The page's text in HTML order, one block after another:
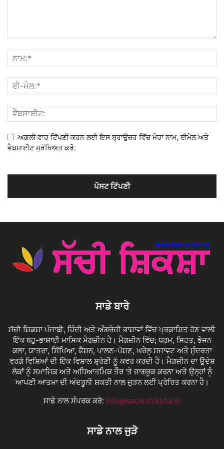
ਅਗਲੀ ਵਾਰ ਟਿੱਪਣੀ ਕਰਨ ਲਈ ਇਸ ਬ੍ਰਾਉਜ਼ਰ ਵਿੱਚ ਮੇਰਾ ਨਾਮ, ਈਮੇਲ ਅਤੇ
ਵੈਬਸਾਈਟ ਸੁਰੱਖਿਅਤ ਕਰੋ.
ਸਾਡੇ ਬਾਰੇ
ਸੱਚੀ ਸ਼ਿਕਸ਼ਾ ਪੰਜਾਬੀ, ਹਿੰਦੀ ਅਤੇ ਅੰਗਰੇਜ਼ੀ ਭਾਸ਼ਾਵਾਂ ਵਿੱਚ ਪ੍ਰਕਾਸ਼ਿਤ ਹੋਣ ਵਾਲੀ
ਇੱਕ ਬਹੁ-ਭਾਸ਼ਾਈ ਮਾਸਿਕ ਮੈਗਜ਼ੀਨ ਹੈ। ਮੈਗਜ਼ੀਨ ਵਿੱਚ; ਧਰਮ, ਸਿਹਤ, ਭੋਜਨ
ਕਲਾ, ਯਾਤਰਾ, ਸਿੱਖਿਆ, ਫੈਸ਼ਨ, ਪਾਲਣ-ਪੋਸ਼ਣ, ਘਰੇਲੂ ਸਜਾਵਟ ਅਤੇ ਸੁੰਦਰਤਾ
ਵਰਗੇ ਵਿਸ਼ਿਆਂ ਦੀ ਇੱਕ ਵਿਸ਼ਾਲ ਸ਼੍ਰੇਣੀ ਨੂੰ ਕਵਰ ਕਰਦੀ ਹੈ। ਮੈਗਜ਼ੀਨ ਦਾ ਉਦੇਸ਼
ਲੋਕਾਂ ਨੂੰ ਸਮਾਜਿਕ ਅਤੇ ਅਧਿਆਤਮਿਕ ਤੌਰ 'ਤੇ ਜਾਗਰੂਕ ਕਰਨਾ ਅਤੇ ਉਨ੍ਹਾਂ ਨੂੰ
ਆਪਣੀ ਆਤਮਾ ਦੀ ਅੰਦਰੂਨੀ ਸ਼ਕਤੀ ਨਾਲ ਜੁੜਨ ਲਈ ਪ੍ਰੇਰਿਤ ਕਰਨਾ ਹੈ।
ਸਾਡੇ ਨਾਲ ਸੰਪਰਕ ਕਰੋ: info@sachishiksha.in
ਸਾਡੇ ਨਾਲ ਜੁੜੋ